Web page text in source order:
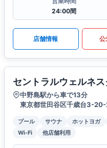
24:00間
店舗情報 公
セントラルウェルネ
中野島駅から車で13分
東京都世田谷区千歳台3-20-
プール サウナ ホットヨガ
Wi-Fi
他店舗利用